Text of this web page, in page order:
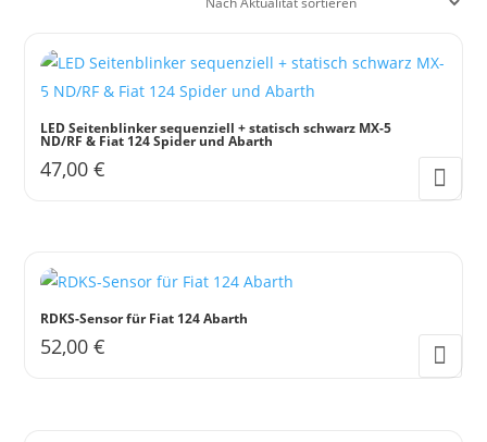
LED Seitenblinker sequenziell + statisch schwarz MX-5
ND/RF & Fiat 124 Spider und Abarth
47,00€
RDKS-Sensor für Fiat 124 Abarth
52,00€